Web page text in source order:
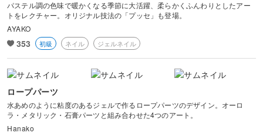
パステル調の色味で暖かくなる季節に大活躍、柔らかくふんわりとしたアー
トをレクチャー。オリジナル技法の「プッセ」も登場。
AYAKO
353 初級 ネイル ジェルネイル
ロープパーツ
水あめのように粘度のあるジェルで作るロープパーツのデザイン。オーロ
ラ・メタリック・石膏パーツと組み合わせた4つのアート。
Hanako